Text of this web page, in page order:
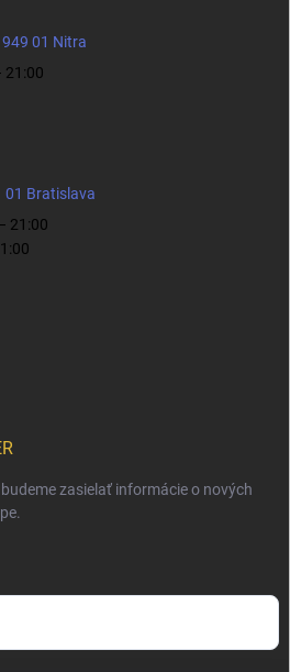
01 Nitra
21:00
01 Bratislava
21:00
zasielať informácie o nových